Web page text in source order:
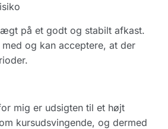
på et godt og stabilt afkast.
og kan acceptere, at der
mig er udsigten til et højt
kursudsvingende, og dermed